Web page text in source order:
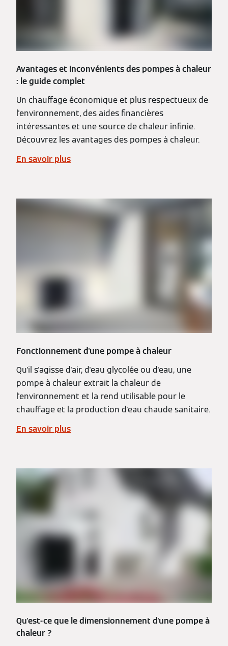
Avantages et inconvénients des pompes à chaleur
: le guide complet
Un chauffage économique et plus respectueux de
l'environnement, des aides financières
intéressantes et une source de chaleur infinie.
Découvrez les avantages des pompes à chaleur.
En savoir plus
Fonctionnement d'une pompe à chaleur
Qu'il s'agisse d'air, d'eau glycolée ou d'eau, une
pompe à chaleur extrait la chaleur de
l'environnement et la rend utilisable pour le
chauffage et la production d'eau chaude sanitaire.
En savoir plus
Qu'est-ce que le dimensionnement d'une pompe à
chaleur ?